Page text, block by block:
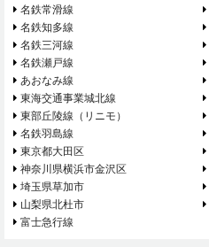
名鉄常滑線
名鉄知多線
名鉄三河線
名鉄瀬戸線
あおなみ線
東海交通事業城北線
東部丘陵線（リニモ）
名鉄羽島線
東京都大田区
神奈川県横浜市金沢区
埼玉県草加市
山梨県北杜市
富士急行線